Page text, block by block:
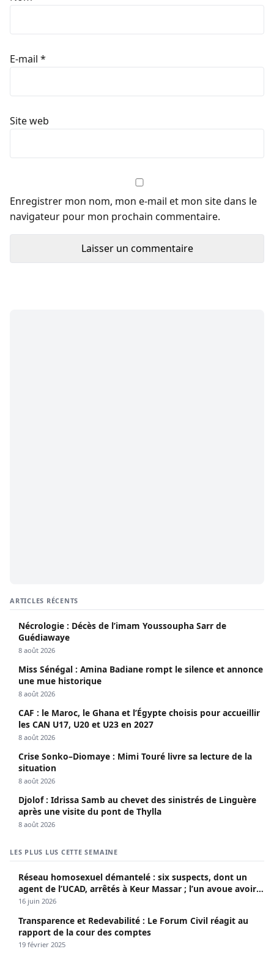
E-mail *
Site web
Enregistrer mon nom, mon e-mail et mon site dans le
navigateur pour mon prochain commentaire.
ARTICLES RÉCENTS
Nécrologie : Décès de l’imam Youssoupha Sarr de
Guédiawaye
8 août 2026
Miss Sénégal : Amina Badiane rompt le silence et annonce
une mue historique
8 août 2026
CAF : le Maroc, le Ghana et l’Égypte choisis pour accueillir
les CAN U17, U20 et U23 en 2027
8 août 2026
Crise Sonko–Diomaye : Mimi Touré livre sa lecture de la
situation
8 août 2026
Djolof : Idrissa Samb au chevet des sinistrés de Linguère
après une visite du pont de Thylla
8 août 2026
LES PLUS LUS CETTE SEMAINE
Réseau homosexuel démantelé : six suspects, dont un
agent de l’UCAD, arrêtés à Keur Massar ; l’un avoue avoir
propagé le VIH depuis 2018
16 juin 2026
Transparence et Redevabilité : Le Forum Civil réagit au
rapport de la cour des comptes
19 février 2025